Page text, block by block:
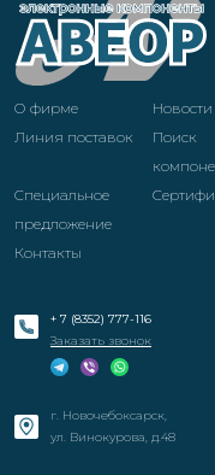
О фирме
Новости
Линия поставок
Поиск
Специальное
предложение
Контакты
+ 7 (8352) 777-116
Заказать звонок
г. Новочебоксарск,
ул. Винокурова, д.48